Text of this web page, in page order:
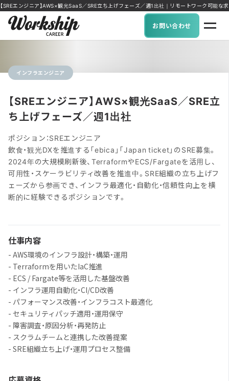
【SREエンジニア】AWS×観光SaaS／SRE立ち上げフェーズ／週1出社｜リモートワーク可能な
お問い合わせ
インフラエンジニア
【SREエンジニア】AWS×観光SaaS／SRE立
ち上げフェーズ／週1出社
ポジション：SREエンジニア
飲食・観光DXを推進する「ebica」「Japan ticket」のSRE募集。
2024年の大規模刷新後、TerraformやECS/Fargateを活用し、
可用性・スケーラビリティ改善を推進中。SRE組織の立ち上げフ
ェーズから参画でき、インフラ最適化・自動化・信頼性向上を横
断的に経験できるポジションです。
仕事内容
- AWS環境のインフラ設計・構築・運用
- Terraformを用いたIaC推進
- ECS / Fargate等を活用した基盤改善
- インフラ運用自動化・CI/CD改善
- パフォーマンス改善・インフラコスト最適化
- セキュリティパッチ適用・運用保守
- 障害調査・原因分析・再発防止
- スクラムチームと連携した改善提案
- SRE組織立ち上げ・運用プロセス整備